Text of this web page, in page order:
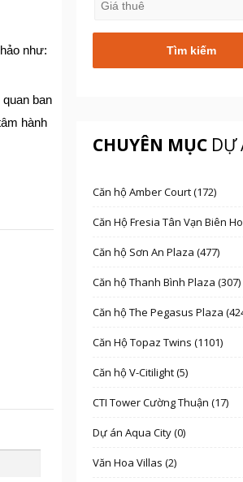
như:
ban
hành
CHUYÊN MỤC DỰ
Căn hộ Amber Court (172)
Căn Hộ Fresia Tân Vạn Biên
Căn hộ Sơn An Plaza (477)
Căn hộ Thanh Bình Plaza (307)
Căn hộ The Pegasus Plaza
Căn Hộ Topaz Twins (1101)
Căn hộ V-Citilight (5)
CTI Tower Cường Thuận (17)
Dự án Aqua City (0)
Văn Hoa Villas (2)